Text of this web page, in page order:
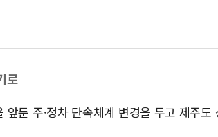
KTis, 02-114
해군1함대 '창
전남광주 화정
로
둔 주·정차 단속체계 변경을 두고 제주도